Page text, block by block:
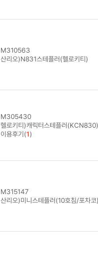
M310563
산리오)N831스테플러(헬로키티)
M305430
헬로키티)캐릭터스테플러(KCN830)
이용후기(1)
M315147
산리오)미니스테플러(10호침/포차코